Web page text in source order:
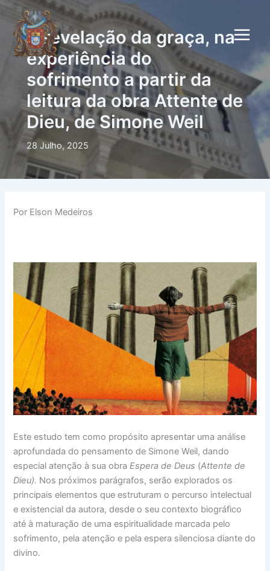
contentA revelação da graça, na
experiência do
sofrimento a partir da
leitura da obra Attente de
Dieu, de Simone Weil
28 Julho, 2025
Por Elson Medeiros
Este estudo tem como propósito apresentar uma análise
aprofundada do pensamento de Simone Weil, dando
especial atenção à sua obraEspera de Deus (Attente de
Dieu). Nos próximos parágrafos, serão explorados os
principais elementos que estruturam o percurso intelectual
e existencial da autora, desde o seu contexto biográfico
até à maturação de uma espiritualidade marcada pelo
sofrimento, pela atenção e pela espera silenciosa diante do
divino.